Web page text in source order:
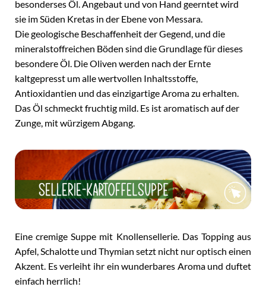
besonderses Öl. Angebaut und von Hand geerntet wird
sie im Süden Kretas in der Ebene von Messara.
Die geologische Beschaffenheit der Gegend, und die
mineralstoffreichen Böden sind die Grundlage für dieses
besondere Öl. Die Oliven werden nach der Ernte
kaltgepresst um alle wertvollen Inhaltsstoffe,
Antioxidantien und das einzigartige Aroma zu erhalten.
Das Öl schmeckt fruchtig mild. Es ist aromatisch auf der
Zunge, mit würzigem Abgang.
Eine cremige Suppe mit Knollensellerie. Das Topping aus
Apfel, Schalotte und Thymian setzt nicht nur optisch einen
Akzent. Es verleiht ihr ein wunderbares Aroma und duftet
einfach herrlich!